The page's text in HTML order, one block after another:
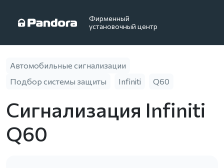
Фирменный
установочный центр
Автомобильные сигнализации
Подбор системы защиты
Infiniti Q60
Сигнализация Infiniti
Q60